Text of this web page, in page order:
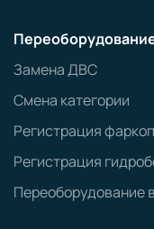
Замена ДВС
Смена категории
Регистрация
Регистрация
Переоборудование